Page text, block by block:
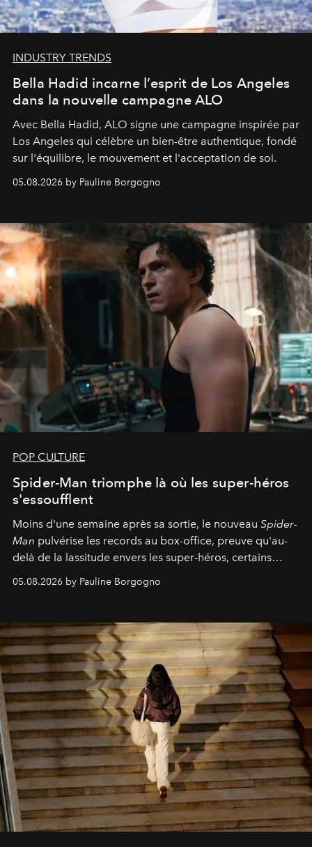
INDUSTRY TRENDS
Bella Hadid incarne l’esprit de Los Angeles
dans la nouvelle campagne ALO
Avec Bella Hadid, ALO signe une campagne inspirée par
Los Angeles qui célèbre un bien-être authentique, fondé
sur l'équilibre, le mouvement et l'acceptation de soi.
05.08.2026 by Pauline Borgogno
POP CULTURE
Spider-Man triomphe là où les super-héros
s'essoufflent
Moins d'une semaine après sa sortie, le nouveau Spider-
Man pulvérise les records au box-office, preuve qu'au-
delà de la lassitude envers les super-héros, certains
personnages continuent de susciter une ferveur intacte.
05.08.2026 by Pauline Borgogno